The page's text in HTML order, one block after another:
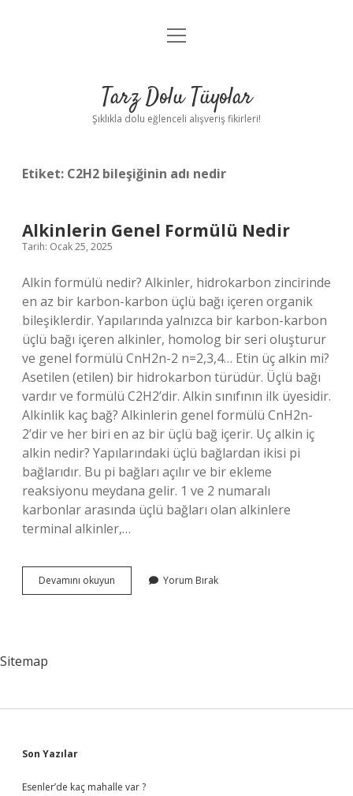
Anasayfa
Yasal Uyarı
menüyü
Tarz Dolu Tüyolar
Şıklıkla dolu eğlenceli alışveriş fikirleri!
Etiket: C2H2 bileşiğinin adı nedir
Alkinlerin Genel Formülü Nedir
Tarih: Ocak 25, 2025
Alkin formülü nedir? Alkinler, hidrokarbon zincirinde
en az bir karbon-karbon üçlü bağı içeren organik
bileşiklerdir. Yapılarında yalnızca bir karbon-karbon
üçlü bağı içeren alkinler, homolog bir seri oluşturur
ve genel formülü CnH2n-2 n=2,3,4… Etin üç alkin mi?
Asetilen (etilen) bir hidrokarbon türüdür. Üçlü bağı
vardır ve formülü C2H2’dir. Alkin sınıfının ilk üyesidir.
Alkinlik kaç bağ? Alkinlerin genel formülü CnH2n-
2’dir ve her biri en az bir üçlü bağ içerir. Uç alkin iç
alkin nedir? Yapılarındaki üçlü bağlardan ikisi pi
bağlarıdır. Bu pi bağları açılır ve bir ekleme
reaksiyonu meydana gelir. 1 ve 2 numaralı
karbonlar arasında üçlü bağları olan alkinlere
terminal alkinler,…
Devamını okuyun Alkinlerin
Genel
Yorum Bırak
Sitemap
Sidebar
Son Yazılar
Esenler’de kaç mahalle var ?